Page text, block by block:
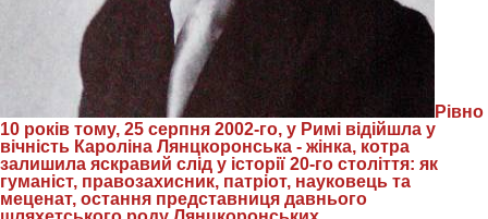
Рівно
10 років тому, 25 серпня 2002-го, у Римі відійшла у
вічність Кароліна Лянцкоронська - жінка, котра
залишила яскравий слід у історії 20-го століття: як
гуманіст, правозахисник, патріот, науковець та
меценат, остання представниця давнього